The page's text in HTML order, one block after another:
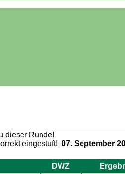
07. September
DWZ